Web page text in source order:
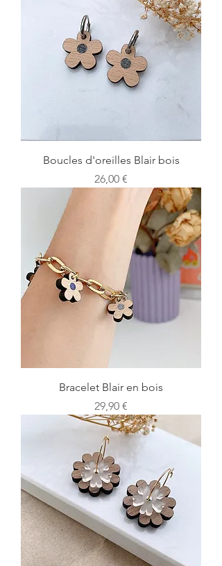
Boucles d'oreilles Blair bois
Prix
26,00 €
Bracelet Blair en bois
Prix
29,90 €